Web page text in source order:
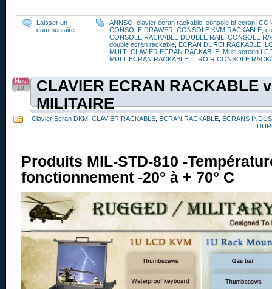
Laisser un
commentaire
ANNSO clavier écran rackable console bi-ecran
CONSOLE DRAWER CONSOLE KVM RACKABLE
CONSOLE RACKABLE DOUBLE RAIL
CONSOLE
double ecran rackable ECRAN DURCI RACKABLE
MULTI CLAVIER ECRAN RACKABLE Multi screen
MULTIECRAN RACKABLE TIROIR CONSOLE
CLAVIER ECRAN RACKABLE
MILITAIRE
Nov
10
Clavier Ecran DKM CLAVIER RACKABLE ECRAN RACKABLE ECRANS
Produits MIL-STD-810 -
fonctionnement -20° à + 70° C